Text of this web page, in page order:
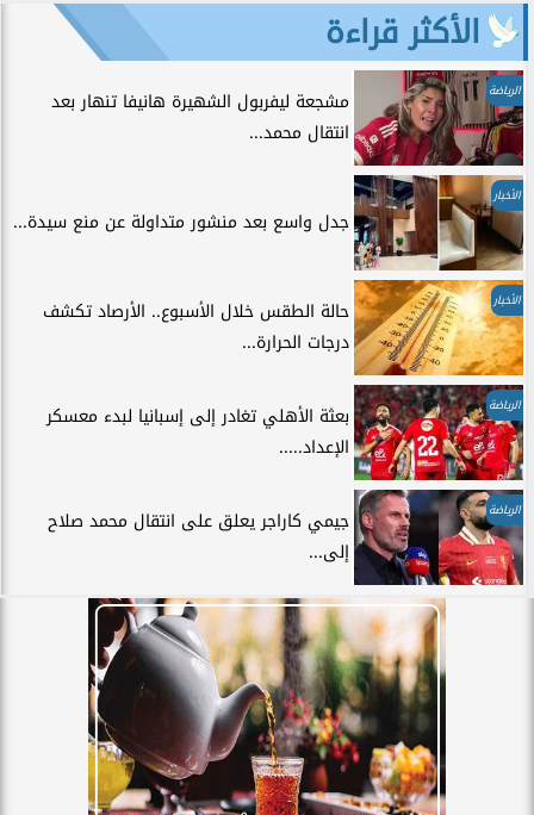
الأكثر قراءة
الرياضة
مشجعة ليفربول الشهيرة هانيفا تنهار بعد
انتقال محمد...
الأخبار
جدل واسع بعد منشور متداولة عن منع سيدة...
الأخبار
حالة الطقس خلال الأسبوع.. الأرصاد تكشف
درجات الحرارة...
الرياضة
بعثة الأهلي تغادر إلى إسبانيا لبدء معسكر
الإعداد.....
الرياضة
جيمي كاراجر يعلق على انتقال محمد صلاح
إلى...